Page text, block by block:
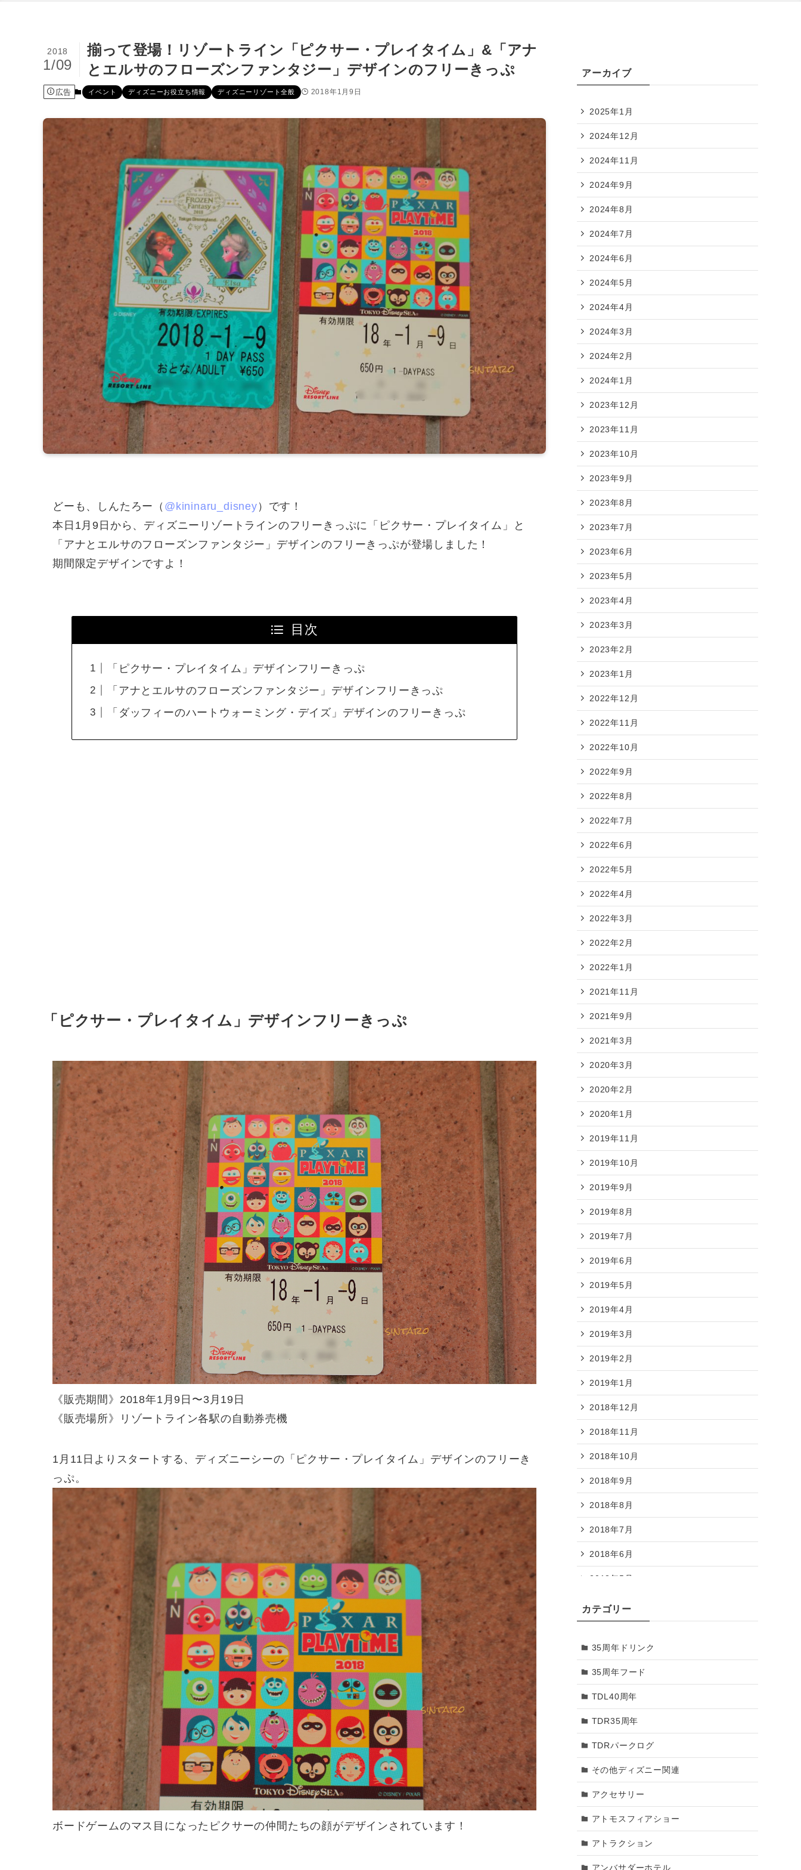
揃って登場！リゾートライン「ピクサー・プレイタイム」&「アナ
とエルサのフローズンファンタジー」デザインのフリーきっぷ
2018
1/09
広告 イベント ディズニーお役立ち情報 ディズニーリゾート全般 2018年1月9日
どーも、しんたろー（ @kininaru_disney ）です！
本日1月9日から、ディズニーリゾートラインのフリーきっぷに「ピクサー・プレイタイム」と
「アナとエルサのフローズンファンタジー」デザインのフリーきっぷが登場しました！
期間限定デザインですよ！
目次
「ピクサー・プレイタイム」デザインフリーきっぷ
「アナとエルサのフローズンファンタジー」デザインフリーきっぷ
「ダッフィーのハートウォーミング・デイズ」デザインのフリーきっぷ
「ピクサー・プレイタイム」デザインフリーきっぷ
《販売期間》2018年1月9日〜3月19日
《販売場所》リゾートライン各駅の自動券売機
1月11日よりスタートする、ディズニーシーの「ピクサー・プレイタイム」デザインのフリーき
っぷ。
ボードゲームのマス目になったピクサーの仲間たちの顔がデザインされています！
アーカイブ
2025年1月
2024年12月
2024年11月
2024年9月
2024年8月
2024年7月
2024年6月
2024年5月
2024年4月
2024年3月
2024年2月
2024年1月
2023年12月
2023年11月
2023年10月
2023年9月
2023年8月
2023年7月
2023年6月
2023年5月
2023年4月
2023年3月
2023年2月
2023年1月
2022年12月
2022年11月
2022年10月
2022年9月
2022年8月
2022年7月
2022年6月
2022年5月
2022年4月
2022年3月
2022年2月
2022年1月
2021年11月
2021年9月
2021年3月
2020年3月
2020年2月
2020年1月
2019年11月
2019年10月
2019年9月
2019年8月
2019年7月
2019年6月
2019年5月
2019年4月
2019年3月
2019年2月
2019年1月
2018年12月
2018年11月
2018年10月
2018年9月
2018年8月
2018年7月
2018年6月
2018年5月
2018年4月
2018年2月
2018年1月
2017年12月
2017年11月
2017年10月
2017年9月
2017年8月
2017年7月
2017年6月
カテゴリー
35周年ドリンク
35周年フード
TDL40周年
TDR35周年
TDRパークログ
その他ディズニー関連
アクセサリー
アトモスフィアショー
アトラクション
アンバサダーホテル